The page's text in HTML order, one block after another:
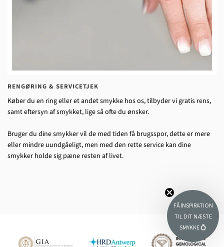
RENGØRING & SERVICETJEK
Køber du en ring eller et andet smykke hos os, tilbyder vi gratis rens,
samt eftersyn af smykket, lige så ofte du ønsker.
Bruger du dine smykker vil de med tiden få brugsspor, dette er mere
eller mindre uundgåeligt, men med den rette service kan dine
smykker holde sig pæne resten af livet.
FÅ INSPIRATION
TIL DIT NÆSTE
SMYKKE 💍